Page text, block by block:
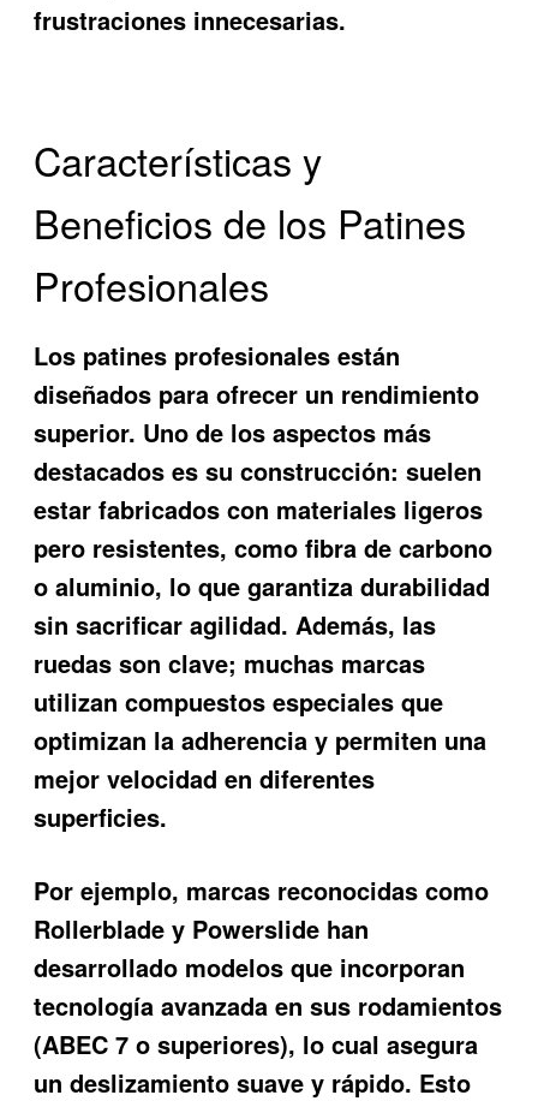
frustraciones innecesarias.
Características y
Beneficios de los Patines
Profesionales
Los patines profesionales están
diseñados para ofrecer un rendimiento
superior. Uno de los aspectos más
destacados es su construcción: suelen
estar fabricados con materiales ligeros
pero resistentes, como fibra de carbono
o aluminio, lo que garantiza durabilidad
sin sacrificar agilidad. Además, las
ruedas son clave; muchas marcas
utilizan compuestos especiales que
optimizan la adherencia y permiten una
mejor velocidad en diferentes
superficies.
Por ejemplo, marcas reconocidas como
Rollerblade y Powerslide han
desarrollado modelos que incorporan
tecnología avanzada en sus rodamientos
(ABEC 7 o superiores), lo cual asegura
un deslizamiento suave y rápido. Esto